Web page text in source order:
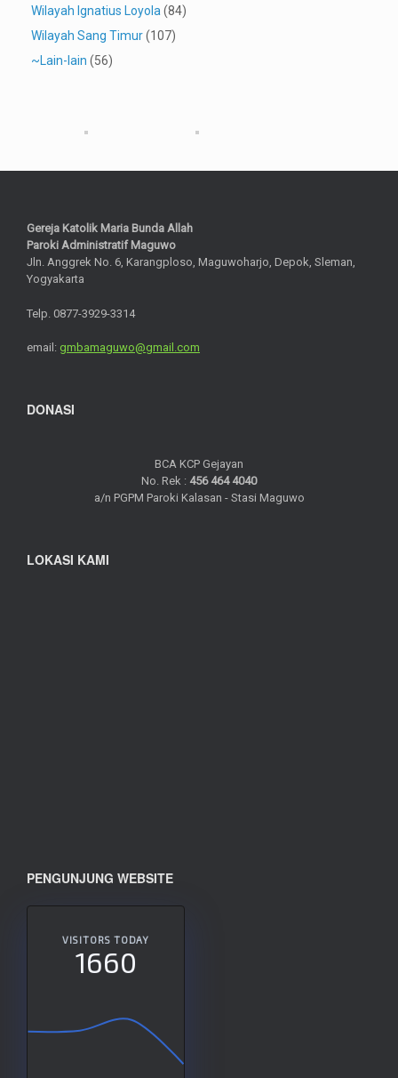
Wilayah Ignatius Loyola (84)
Wilayah Sang Timur(107)
~Lain-lain (56)
Gereja Katolik Maria Bunda Allah
Paroki Administratif Maguwo
Jln. Anggrek No. 6, Karangploso, Maguwoharjo, Depok, Sleman,
Yogyakarta
Telp. 0877-3929-3314
email: gmbamaguwo@gmail.com
DONASI
BCA KCP Gejayan
No. Rek : 456 464 4040
a/n PGPM Paroki Kalasan - Stasi Maguwo
LOKASI KAMI
PENGUNJUNG WEBSITE
VISITORS TODAY
1660